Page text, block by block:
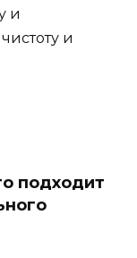
и
и
подходит